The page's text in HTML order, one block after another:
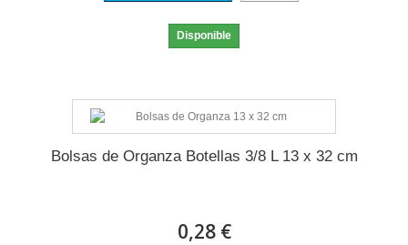
Disponible
Bolsas de Organza Botellas 3/8 L 13 x 32 cm
0,28 €